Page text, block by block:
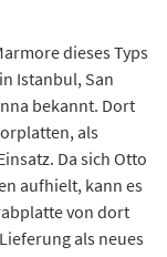
dieses Typs
Istanbul, San
bekannt. Dort
als
Da sich Otto
aufhielt, kann es
von dort
als neues